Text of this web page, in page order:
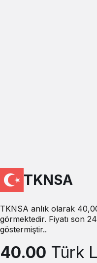
TKNSA
TKNSA anlık olarak
görmektedir. Fiyatı son
göstermiştir..
40.00 Türk